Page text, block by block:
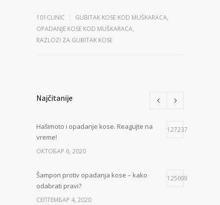
101CLINIC GUBITAK KOSE KOD MUŠKARACA,
OPADANJE KOSE KOD MUŠKARACA,
RAZLOZI ZA GUBITAK KOSE
Najčitanije
Hašimoto i opadanje kose. Reagujte na
vreme!
127237
ОКТОБАР 6, 2020
Šampon protiv opadanja kose – kako
odabrati pravi?
125699
СЕПТЕМБАР 4, 2020